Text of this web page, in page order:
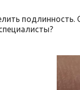
подлинность.